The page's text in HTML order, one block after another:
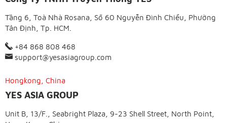
Tầng 6, Toà Nhà Rosana, Số 60 Nguyễn Đình Chiểu, Phường
Tân Định, Tp. HCM.
+84 868 808 468
support@yesasiagroup.com
Hongkong, China
YES ASIA GROUP
Unit B, 13/F., Seabright Plaza, 9-23 Shell Street, North Point,